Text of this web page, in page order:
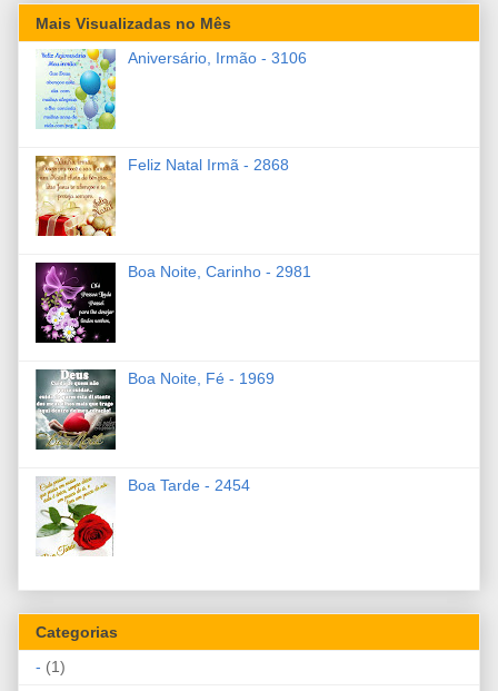
Mais Visualizadas no Mês
Aniversário, Irmão - 3106
Feliz Natal Irmã - 2868
Boa Noite, Carinho - 2981
Boa Noite, Fé - 1969
Boa Tarde - 2454
Categorias
- (1)